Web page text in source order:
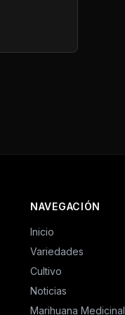
NAVEGACIÓN
Inicio
Variedades
Cultivo
Noticias
Marihuana Medicinal